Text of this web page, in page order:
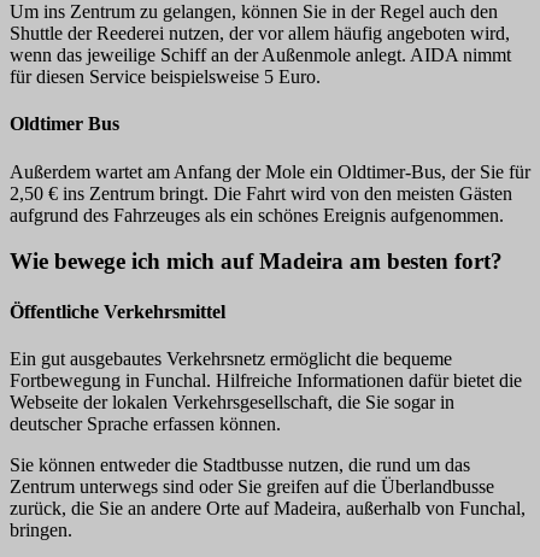
Um ins Zentrum zu gelangen, können Sie in der Regel auch den
Shuttle der Reederei nutzen, der vor allem häufig angeboten wird,
wenn das jeweilige Schiff an der Außenmole anlegt. AIDA nimmt
für diesen Service beispielsweise 5 Euro.
Oldtimer Bus
Außerdem wartet am Anfang der Mole ein Oldtimer-Bus, der Sie für
2,50 € ins Zentrum bringt. Die Fahrt wird von den meisten Gästen
aufgrund des Fahrzeuges als ein schönes Ereignis aufgenommen.
Wie bewege ich mich auf Madeira am besten fort?
Öffentliche Verkehrsmittel
Ein gut ausgebautes Verkehrsnetz ermöglicht die bequeme
Fortbewegung in Funchal. Hilfreiche Informationen dafür bietet die
Webseite der lokalen Verkehrsgesellschaft, die Sie sogar in
deutscher Sprache erfassen können.
Sie können entweder die Stadtbusse nutzen, die rund um das
Zentrum unterwegs sind oder Sie greifen auf die Überlandbusse
zurück, die Sie an andere Orte auf Madeira, außerhalb von Funchal,
bringen.